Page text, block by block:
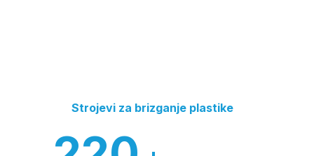
Strojevi za brizganje plastike